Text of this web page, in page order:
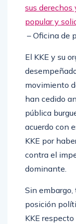
sus
popular y
– Oficina de
El KKE y su
movimiento
han cedido
pública
acuerdo con
KKE por
contra el
dominante.
Sin
posición
KKE